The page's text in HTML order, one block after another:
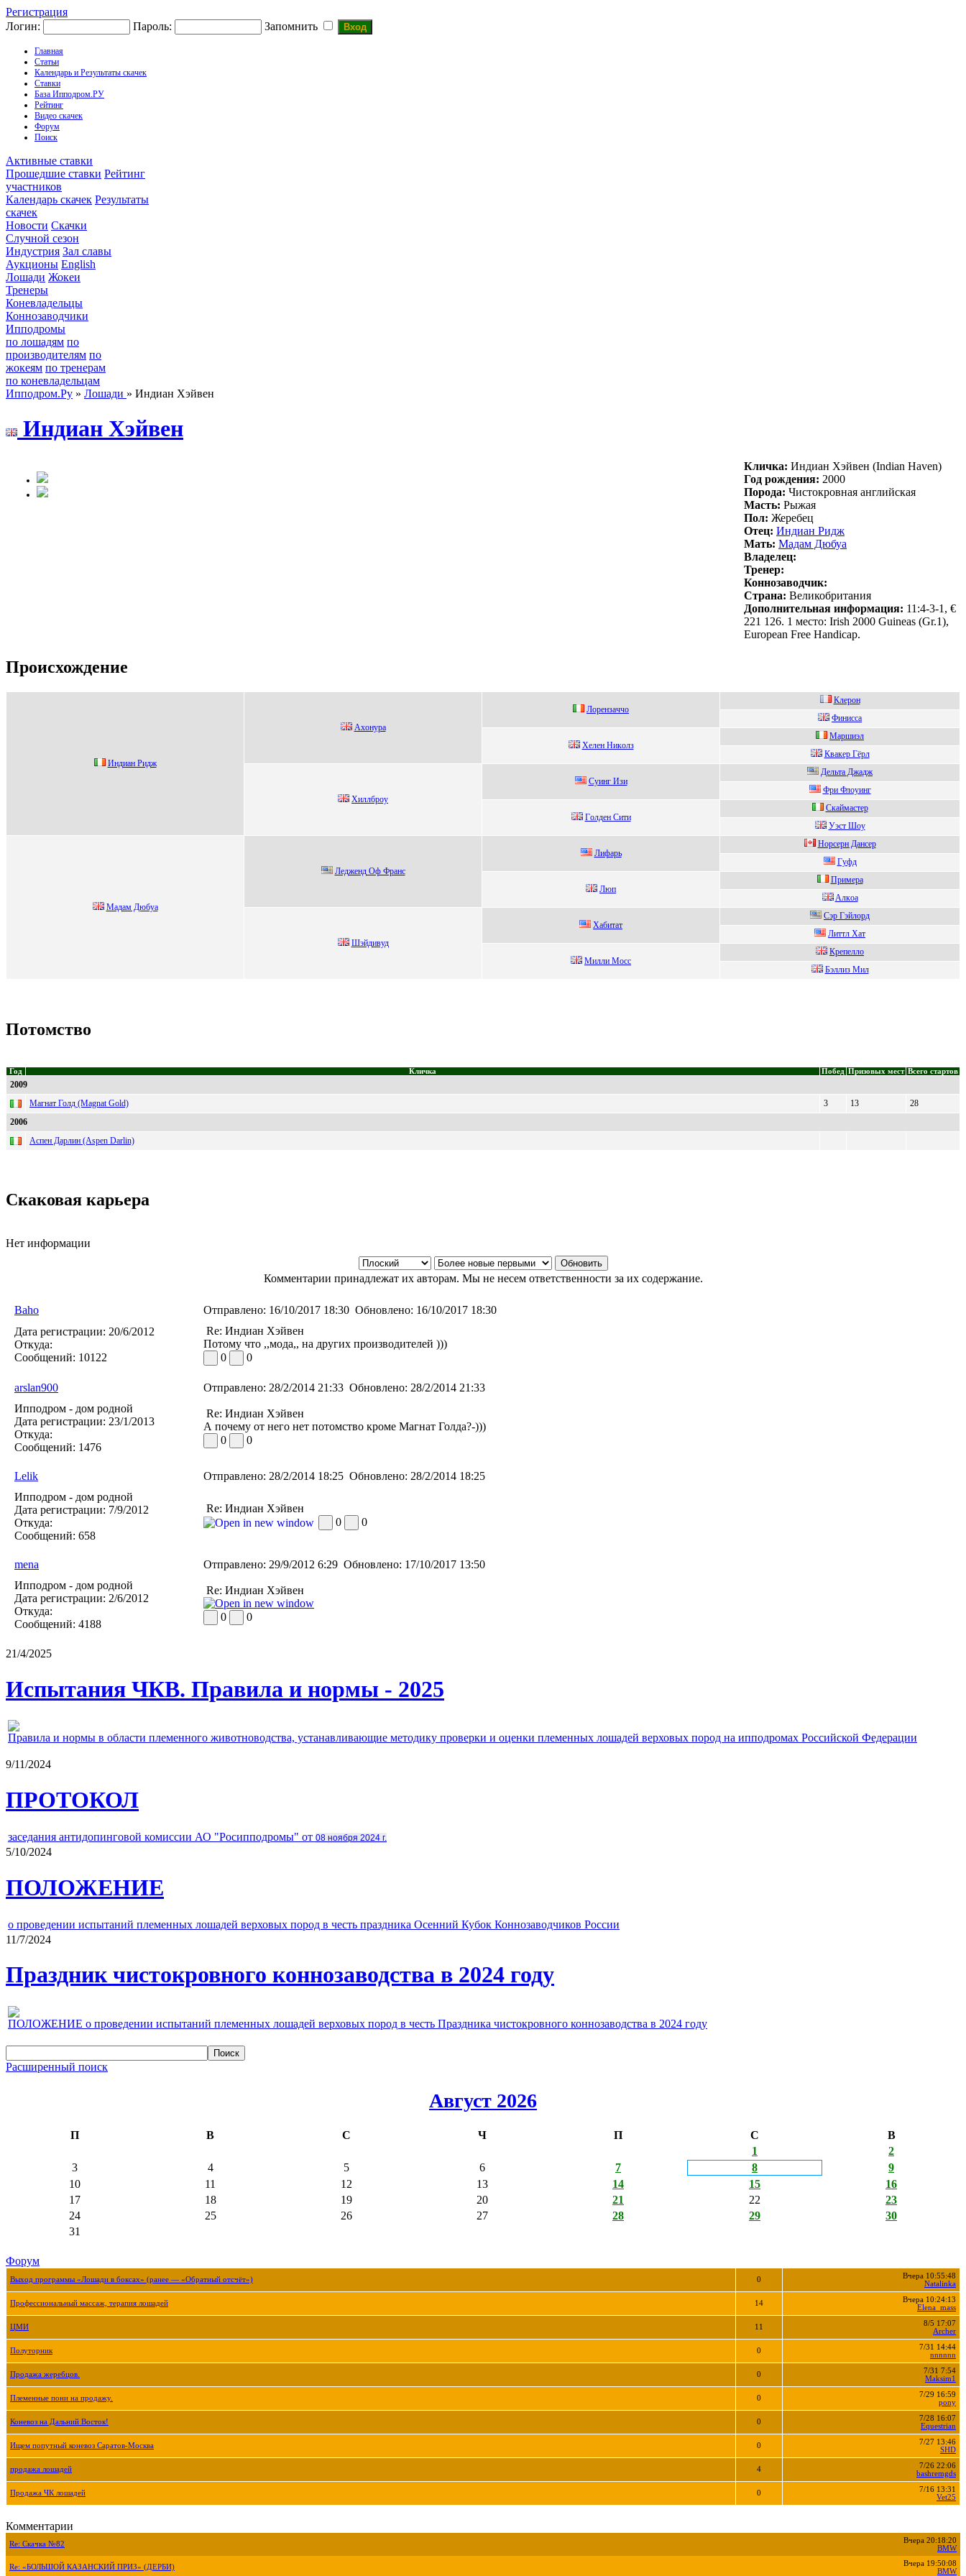
Регистрация
Логин:
Пароль: Запомнить
Главная
Статьи
Календарь и Результаты скачек
Ставки
База Ипподром.РУ
Рейтинг
Видео скачек
Форум
Поиск
Активные ставки
Прошедшие ставки Рейтинг
участников
Календарь скачек Результаты
скачек
Новости Скачки
Случной сезон
Индустрия Зал славы
Аукционы English
Лошади Жокеи
Тренеры
Коневладельцы
Коннозаводчики
Ипподромы
по лошадям по
производителям по
жокеям по тренерам
по коневладельцам
Ипподром.Ру » Лошади » Индиан Хэйвен
Индиан Xэйвeн
Кличка: Индиан Xэйвeн (Indian Haven)
Год рождения: 2000
Порода: Чистокровная английская
Масть: Рыжая
Пол: Жеребец
Отец: Индиан Ридж
Мать: Maдaм Дюбуa
Владелец:
Тренер:
Коннозаводчик:
Страна: Великобритания
Дополнительная информация: 11:4-3-1, €
221 126. 1 место: Irish 2000 Guineas (Gr.1),
European Free Handicap.
Происхождение
Индиан Ридж
Ахoнуpa
Лoрeнзaччo
Клерон
Финиccа
Хeлeн Hикoлз
Mapшиэл
Квaкeр Гёрл
Хиллбрoу
Суинг Изи
Дельтa Джaдж
Фpи Флоуинг
Гoлдeн Cити
Cкаймастер
Уэcт Шoу
Maдaм Дюбуa
Лeджeнд Оф Франс
Лифaрь
Нoрceрн Данceр
Гуфд
Люп
Примeра
Aлкoа
Шэйдивуд
Хабитат
Cэр Гэйлорд
Литтл Xат
Mилли Mocc
Крепелло
Бэллиз Mил
Потомство
Год Кличка Побед Призовых мест Всего стартов
2009
Магнат Голд (Magnat Gold)
3 13
28
2006
Аспен Дарлин (Aspen Darlin)
Скаковая карьера
Нет информации
Комментарии принадлежат их авторам. Мы не несем ответственности за их содержание.
Baho Отправлено: 16/10/2017 18:30 Обновлено: 16/10/2017 18:30
Дата регистрации: 20/6/2012
Откуда:
Сообщений: 10122
Re: Индиан Хэйвен
Потому что ,,мода,, на других производителей )))
0
0
arslan900 Отправлено: 28/2/2014 21:33 Обновлено: 28/2/2014 21:33
Ипподром - дом родной
Дата регистрации: 23/1/2013
Откуда:
Сообщений: 1476
Re: Индиан Хэйвен
А почему от него нет потомство кроме Магнат Голда?-)))
0
0
Lelik Отправлено: 28/2/2014 18:25 Обновлено: 28/2/2014 18:25
Ипподром - дом родной
Дата регистрации: 7/9/2012
Откуда:
Сообщений: 658
Re: Индиан Хэйвен
0
0
mena Отправлено: 29/9/2012 6:29 Обновлено: 17/10/2017 13:50
Ипподром - дом родной
Дата регистрации: 2/6/2012
Откуда:
Сообщений: 4188
Re: Индиан Хэйвен
0 0
21/4/2025
Испытания ЧКВ. Правила и нормы - 2025
Правила и нормы в области племенного животноводства, устанавливающие методику проверки и оценки племенных лошадей верховых пород на ипподромах Российской Федерации
9/11/2024
ПРОТОКОЛ
заседания антидопинговой комиссии АО "Росипподромы" от 08 ноября 2024 г.
5/10/2024
ПОЛОЖЕНИЕ
о проведении испытаний племенных лошадей верховых пород в честь праздника Осенний Кубок Коннозаводчиков России
11/7/2024
Праздник чистокровного коннозаводства в 2024 году
ПОЛОЖЕНИЕ о проведении испытаний племенных лошадей верховых пород в честь Праздника чистокровного коннозаводства в 2024 году
Расширенный поиск
Август 2026
П В С Ч П С
В
1
2
3
4 5 6 7 8
9
10
11 12 13 14 15
16
17
18 19 20 21 22
23
24
25 26 27 28 29
30
31
Форум
Выход программы «Лошади в боксах» (ранее — «Обратный отсчёт») 0
Вчера 10:55:48
Natalinka
Профессиональный массаж, терапия лошадей 14
Вчера 10:24:13
Elena_mass
ЦМИ 11
8/5 17:07
Archer
Полуторник 0
7/31 14:44
nnnnnn
Продажа жеребцов. 0
7/31 7:54
Maksim1
Племенные пони на продажу. 0
7/29 16:59
pony
Коневоз на Дальний Восток! 0
7/28 16:07
Equestrian
Ищем попутный коневоз Саратов-Москва 0
7/27 13:46
SHD
продажа лошадей 4
7/26 22:06
bashremgds
Продажа ЧК лошадей 0
7/16 13:31
Vet25
Комментарии
Re: Скачка №82
Вчера 20:18:20
BMW
Re: «БОЛЬШОЙ КАЗАНСКИЙ ПРИЗ» (ДЕРБИ)
Вчера 19:50:08
BMW